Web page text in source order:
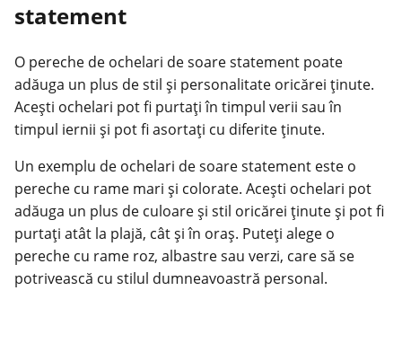
statement
O pereche de ochelari de soare statement poate
adăuga un plus de stil și personalitate oricărei ținute.
Acești ochelari pot fi purtați în timpul verii sau în
timpul iernii și pot fi asortați cu diferite ținute.
Un exemplu de ochelari de soare statement este o
pereche cu rame mari și colorate. Acești ochelari pot
adăuga un plus de culoare și stil oricărei ținute și pot fi
purtați atât la plajă, cât și în oraș. Puteți alege o
pereche cu rame roz, albastre sau verzi, care să se
potrivească cu stilul dumneavoastră personal.